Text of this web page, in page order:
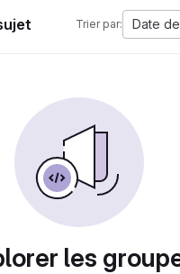
Trier par: Date
les